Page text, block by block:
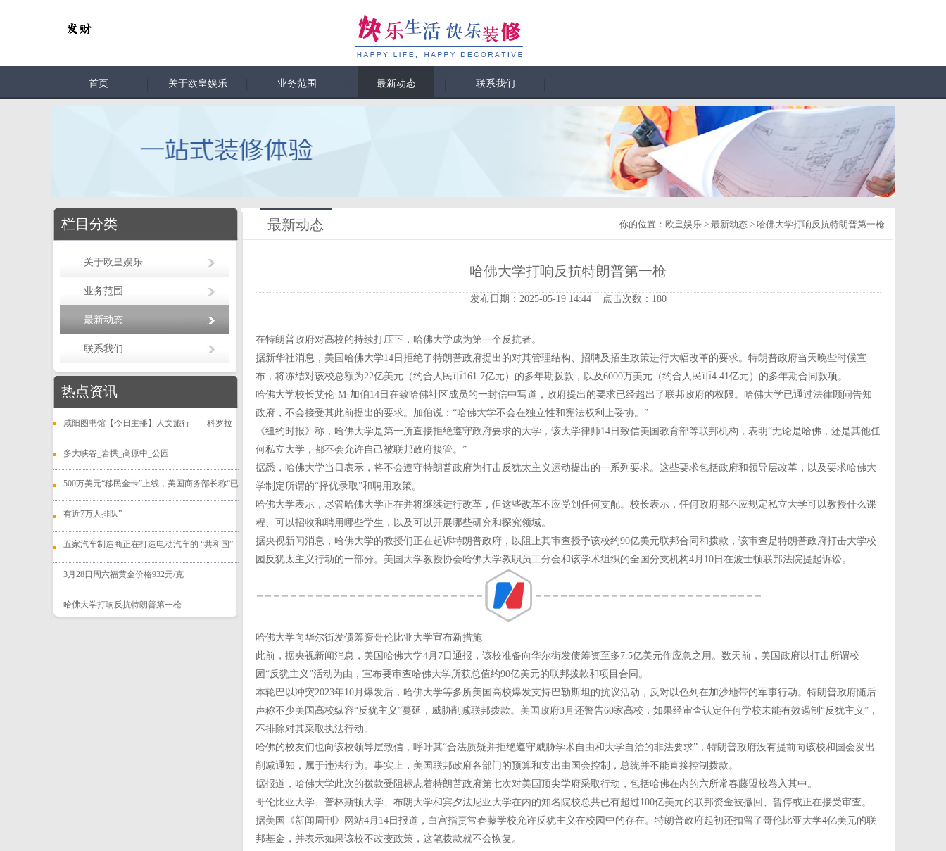
首页 关于欧皇娱乐 业务范围 最新动态 联系我们
栏目分类
关于欧皇娱乐
业务范围
最新动态
联系我们
热点资讯
咸阳图书馆【今日主播】人文旅行——科罗拉
多大峡谷_岩拱_高原中_公园
500万美元“移民金卡”上线，美国商务部长称“已
有近7万人排队”
五家汽车制造商正在打造电动汽车的 “共和国”
3月28日周六福黄金价格932元/克
哈佛大学打响反抗特朗普第一枪
最新动态 你的位置： 欧皇娱乐 > 最新动态 > 哈佛大学打响反抗特朗普第一枪
哈佛大学打响反抗特朗普第一枪
发布日期：2025-05-19 14:44 点击次数：180
在特朗普政府对高校的持续打压下，哈佛大学成为第一个反抗者。
据新华社消息，美国哈佛大学14日拒绝了特朗普政府提出的对其管理结构、招聘及招生政策进行大幅改革的要求。特朗普政府当天晚些时候宣
布，将冻结对该校总额为22亿美元（约合人民币161.7亿元）的多年期拨款，以及6000万美元（约合人民币4.41亿元）的多年期合同款项。
哈佛大学校长艾伦·M·加伯14日在致哈佛社区成员的一封信中写道，政府提出的要求已经超出了联邦政府的权限。哈佛大学已通过法律顾问告知
政府，不会接受其此前提出的要求。加伯说：“哈佛大学不会在独立性和宪法权利上妥协。”
《纽约时报》称，哈佛大学是第一所直接拒绝遵守政府要求的大学，该大学律师14日致信美国教育部等联邦机构，表明“无论是哈佛，还是其他任
何私立大学，都不会允许自己被联邦政府接管。”
据悉，哈佛大学当日表示，将不会遵守特朗普政府为打击反犹太主义运动提出的一系列要求。这些要求包括政府和领导层改革，以及要求哈佛大
学制定所谓的“择优录取”和聘用政策。
哈佛大学表示，尽管哈佛大学正在并将继续进行改革，但这些改革不应受到任何支配。校长表示，任何政府都不应规定私立大学可以教授什么课
程、可以招收和聘用哪些学生，以及可以开展哪些研究和探究领域。
据央视新闻消息，哈佛大学的教授们正在起诉特朗普政府，以阻止其审查授予该校约90亿美元联邦合同和拨款，该审查是特朗普政府打击大学校
园反犹太主义行动的一部分。美国大学教授协会哈佛大学教职员工分会和该学术组织的全国分支机构4月10日在波士顿联邦法院提起诉讼。
哈佛大学向华尔街发债筹资哥伦比亚大学宣布新措施
此前，据央视新闻消息，美国哈佛大学4月7日通报，该校准备向华尔街发债筹资至多7.5亿美元作应急之用。数天前，美国政府以打击所谓校
园“反犹主义”活动为由，宣布要审查哈佛大学所获总值约90亿美元的联邦拨款和项目合同。
本轮巴以冲突2023年10月爆发后，哈佛大学等多所美国高校爆发支持巴勒斯坦的抗议活动，反对以色列在加沙地带的军事行动。特朗普政府随后
声称不少美国高校纵容“反犹主义”蔓延，威胁削减联邦拨款。美国政府3月还警告60家高校，如果经审查认定任何学校未能有效遏制“反犹主义”，
不排除对其采取执法行动。
哈佛的校友们也向该校领导层致信，呼吁其“合法质疑并拒绝遵守威胁学术自由和大学自治的非法要求”，特朗普政府没有提前向该校和国会发出
削减通知，属于违法行为。事实上，美国联邦政府各部门的预算和支出由国会控制‌，总统并不能直接控制拨款。
据报道，哈佛大学此次的拨款受阻标志着特朗普政府第七次对美国顶尖学府采取行动，包括哈佛在内的六所常春藤盟校卷入其中。
哥伦比亚大学、普林斯顿大学、布朗大学和宾夕法尼亚大学在内的知名院校总共已有超过100亿美元的联邦资金被撤回、暂停或正在接受审查。
据美国《新闻周刊》网站4月14日报道，白宫指责常春藤学校允许反犹主义在校园中的存在。特朗普政府起初还扣留了哥伦比亚大学4亿美元的联
邦基金，并表示如果该校不改变政策，这笔拨款就不会恢复。